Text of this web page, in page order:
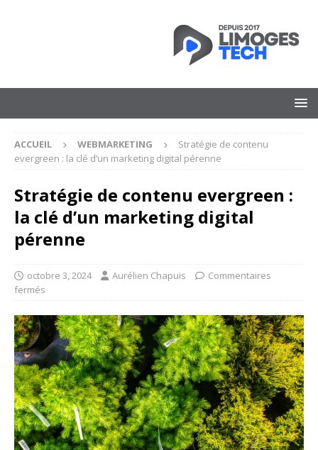
ACCUEIL WEBMARKETING
Stratégie de contenu
evergreen : la clé d’un marketing digital pérenne
Stratégie de contenu evergreen :
la clé d’un marketing digital
pérenne
octobre 3, 2024 Aurélien Chapuis
Commentaires
fermés